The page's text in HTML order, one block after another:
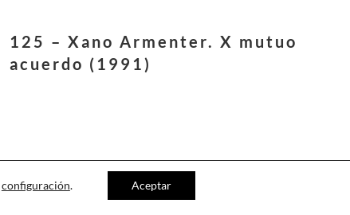
125 – Xano Armenter. X mutuo
acuerdo (1991)
configuración. Aceptar